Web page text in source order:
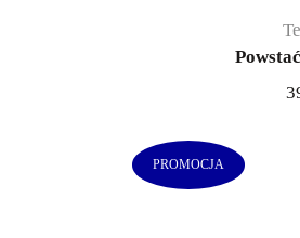
PROMOCJA